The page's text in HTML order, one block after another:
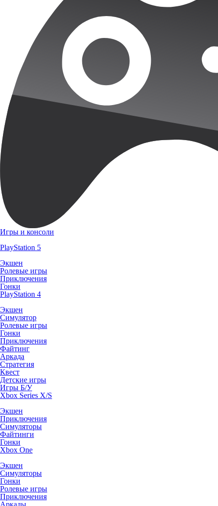
Игры и консоли
PlayStation 5
Экшен
Ролевые игры
Приключения
Гонки
PlayStation 4
Экшен
Симулятор
Ролевые игры
Гонки
Приключения
Файтинг
Аркада
Стратегия
Квест
Детские игры
Игры Б/У
Xbox Series X/S
Экшен
Приключения
Симуляторы
Файтинги
Гонки
Xbox One
Экшен
Симуляторы
Гонки
Ролевые игры
Приключения
Аркады